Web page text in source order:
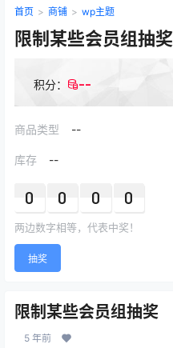
首页 > 商铺 > wp主题
限制某些会员组抽奖
积分： --
商品类型 --
库存 --
0 0 0 0
两边数字相等，代表中奖！
抽奖
限制某些会员组抽奖
5 年前